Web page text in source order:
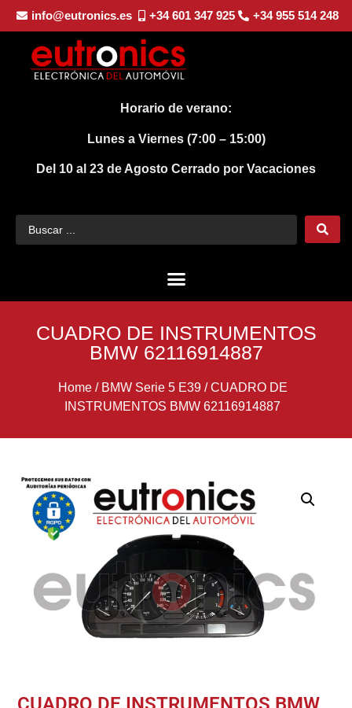
info@eutronics.es +34 601 347 925 +34 955 514 248
Horario de verano:
Lunes a Viernes (7:00 – 15:00)
Del 10 al 23 de Agosto Cerrado por Vacaciones
CUADRO DE INSTRUMENTOS
BMW 62116914887
Home/ BMW Serie 5 E39/CUADRO DE
INSTRUMENTOS BMW 62116914887